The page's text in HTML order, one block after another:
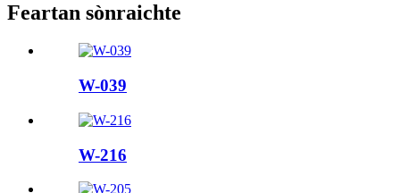
Feartan sònraichte
W-039
W-216